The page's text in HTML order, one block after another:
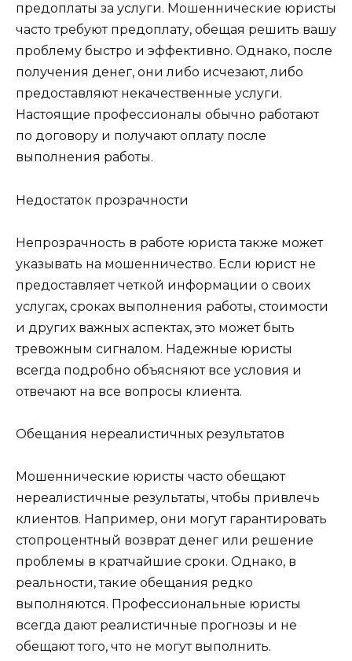
предоплаты за услуги. Мошеннические юристы
часто требуют предоплату, обещая решить вашу
проблему быстро и эффективно. Однако, после
получения денег, они либо исчезают, либо
предоставляют некачественные услуги.
Настоящие профессионалы обычно работают
по договору и получают оплату после
выполнения работы.
Недостаток прозрачности
Непрозрачность в работе юриста также может
указывать на мошенничество. Если юрист не
предоставляет четкой информации о своих
услугах, сроках выполнения работы, стоимости
и других важных аспектах, это может быть
тревожным сигналом. Надежные юристы
всегда подробно объясняют все условия и
отвечают на все вопросы клиента.
Обещания нереалистичных результатов
Мошеннические юристы часто обещают
нереалистичные результаты, чтобы привлечь
клиентов. Например, они могут гарантировать
стопроцентный возврат денег или решение
проблемы в кратчайшие сроки. Однако, в
реальности, такие обещания редко
выполняются. Профессиональные юристы
всегда дают реалистичные прогнозы и не
обещают того, что не могут выполнить.